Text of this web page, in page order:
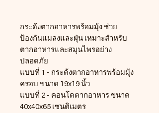
กระด้งตากอาหารพร้อมมุ้ง ช่วย
ป้องกันแมลงและฝุ่น เหมาะสำหรับ
ตากอาหารและสมุนไพรอย่าง
ปลอดภัย
แบบที่ 1 - กระด้งตากอาหารพร้อมมุ้ง
ครอบ ขนาด 19x19 นิ้ว
แบบที่ 2 - คอนโดตากอาหาร ขนาด
40x40x65 เซนติเมตร